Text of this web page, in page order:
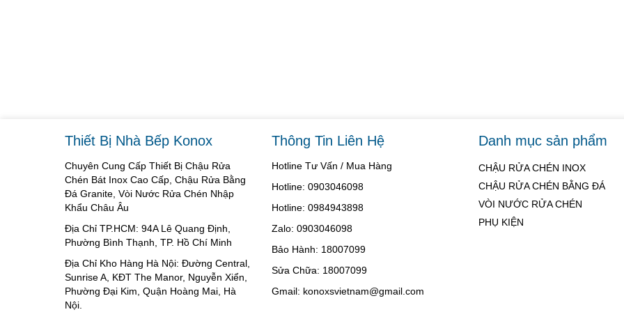
Thiết Bị Nhà Bếp Konox
Chuyên Cung Cấp Thiết Bị Chậu Rửa
Chén Bát Inox Cao Cấp, Chậu Rửa Bằng
Đá Granite, Vòi Nước Rửa Chén Nhập
Khẩu Châu Âu
Địa Chỉ TP.HCM: 94A Lê Quang Định,
Phường Bình Thạnh, TP. Hồ Chí Minh
Địa Chỉ Kho Hàng Hà Nội: Đường Central,
Sunrise A, KĐT The Manor, Nguyễn Xiển,
Phường Đại Kim, Quận Hoàng Mai, Hà
Nội.
Thông Tin Liên Hệ
Hotline Tư Vấn / Mua Hàng
Hotline: 0903046098
Hotline: 0984943898
Zalo: 0903046098
Bảo Hành: 18007099
Sửa Chữa: 18007099
Gmail: konoxsvietnam@gmail.com
Danh mục sản phẩm
CHẬU RỬA CHÉN INOX
CHẬU RỬA CHÉN BẰNG ĐÁ
VÒI NƯỚC RỬA CHÉN
PHỤ KIỆN